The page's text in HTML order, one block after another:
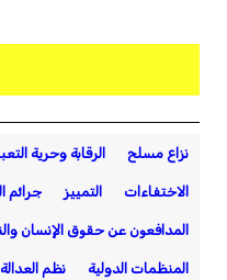
نزاع مسلح الرقابة وحرية
الاختفاءات التمييز جرائم
المدافعون عن حقوق الإنسان
المنظمات الدولية نظم العدالة